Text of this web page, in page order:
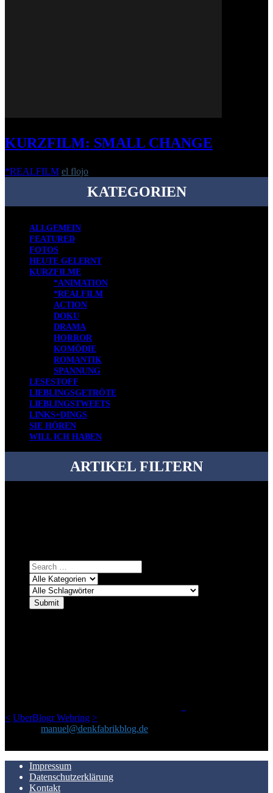
KURZFILM: SMALL CHANGE
*REALFILM el flojo
KATEGORIEN
ALLGEMEIN
FEATURED
FOTOS
HEUTE GELERNT
KURZFILME
*ANIMATION
*REALFILM
ACTION
DOKU
DRAMA
HORROR
KOMÖDIE
ROMANTIK
SPANNUNG
LESESTOFF
LIEBLINGSGETRÖTE
LIEBLINGSTWEETS
LINKS+DINGS
SIE HÖREN
WILL ICH HABEN
ARTIKEL FILTERN
< UberBlogr Webring >
manuel@denkfabrikblog.de
Impressum
Datenschutzerklärung
Kontakt